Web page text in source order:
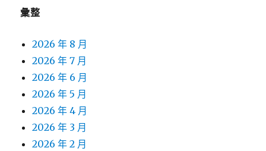
彙整
2026 年 8 月
2026 年 7 月
2026 年 6 月
2026 年 5 月
2026 年 4 月
2026 年 3 月
2026 年 2 月